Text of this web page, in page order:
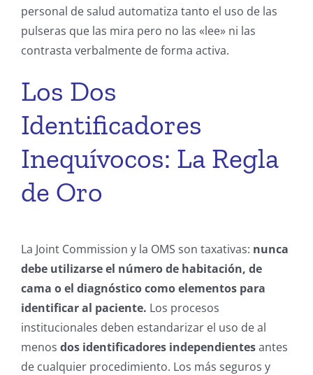
personal de salud automatiza tanto el uso de las
pulseras que las mira pero no las «lee» ni las
contrasta verbalmente de forma activa.
Los Dos
Identificadores
Inequívocos: La Regla
de Oro
La Joint Commission y la OMS son taxativas: nunca
debe utilizarse el número de habitación, de
cama o el diagnóstico como elementos para
identificar al paciente. Los procesos
institucionales deben estandarizar el uso de al
menos dos identificadores independientesantes
de cualquier procedimiento. Los más seguros y